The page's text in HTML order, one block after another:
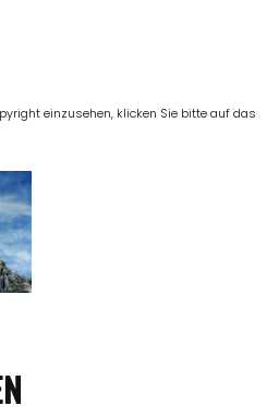
einzusehen, klicken Sie bitte auf das